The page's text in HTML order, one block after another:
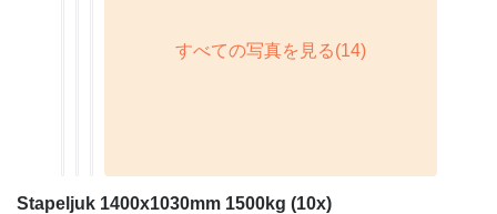
Stapeljuk 1400x1030mm 1500kg (10x)